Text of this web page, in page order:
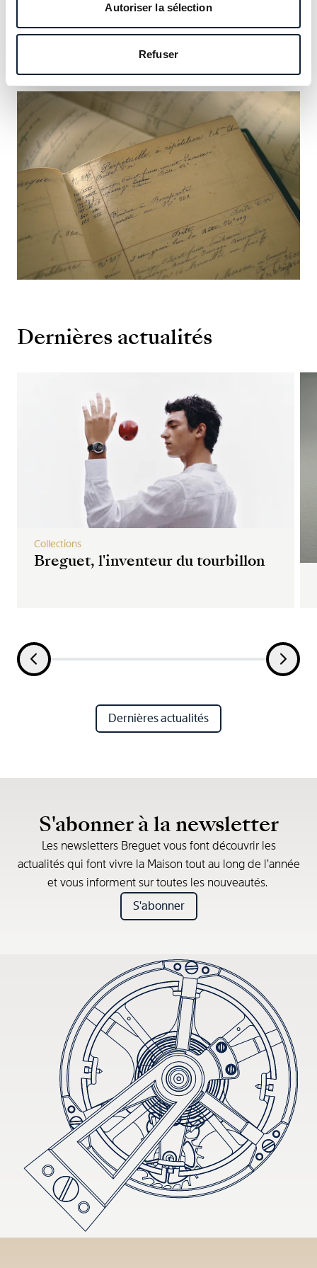
Autoriser la sélection
Refuser
notre héritage et saisissez l’occasion d’y inscrire le vôtre.
Dernières actualités
Breguet, l'inventeur du tourbillon
Collections
Dernières actualités
S'abonner à la newsletter
Les newsletters Breguet vous font découvrir les
actualités qui font vivre la Maison tout au long de l’année
et vous informent sur toutes les nouveautés.
S'abonner